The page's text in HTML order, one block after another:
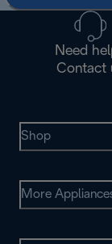
Need
Contact
Shop
More